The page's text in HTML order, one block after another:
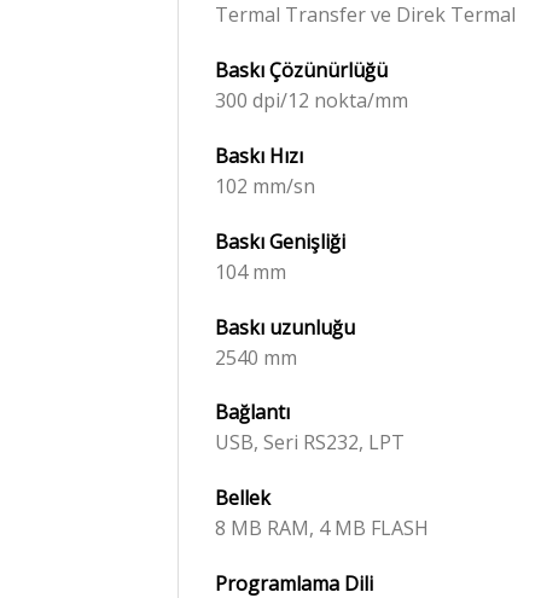
Termal Transfer ve Direk Termal
BaskıÇözünürlüğü
300 dpi/12 nokta/mm
Baskı Hızı
102 mm/sn
Baskı Genişliği
104 mm
Baskı uzunluğu
2540 mm
Bağlantı
USB, Seri RS232, LPT
Bellek
8 MB RAM, 4 MB FLASH
Programlama Dili